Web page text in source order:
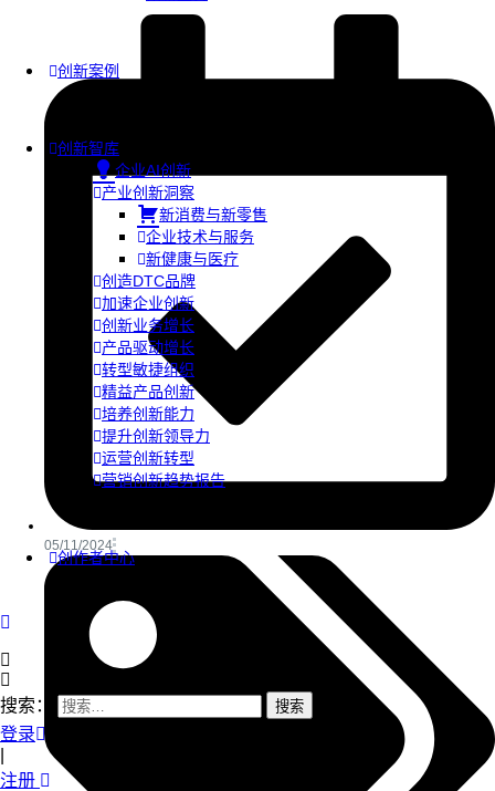
创新案例
创新智库
企业AI创新
产业创新洞察
新消费与新零售
企业技术与服务
新健康与医疗
创造DTC品牌
加速企业创新
创新业务增长
产品驱动增长
转型敏捷组织
精益产品创新
培养创新能力
提升创新领导力
运营创新转型
营销创新趋势报告
创作者中心
搜索：
登录
注册
05/11/2024